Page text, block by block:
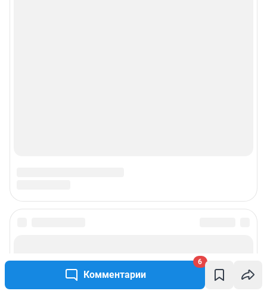
Комментарии
6